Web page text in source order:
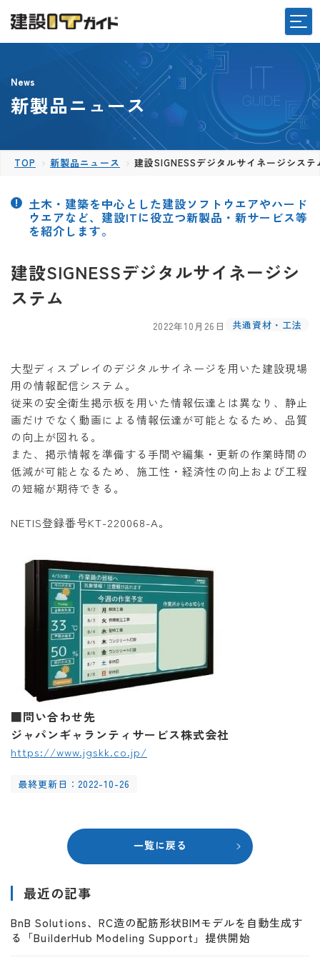
News
新製品ニュース
TOP 新製品ニュース 建設SIGNESSデジタルサイネージシステ
土木・建築を中心とした建設ソフトウエアやハード
ウエアなど、建設ITに役立つ新製品・新サービス等
を紹介します。
建設SIGNESSデジタルサイネージシ
ステム
2022年10月26日 共通資材・工法
大型ディスプレイのデジタルサイネージを用いた建設現場
用の情報配信システム。
従来の安全衛生掲示板を用いた情報伝達とは異なり、静止
画だけでなく動画による情報伝達が可能となるため、品質
の向上が図れる。
また、掲示情報を準備する手間や編集・更新の作業時間の
低減が可能となるため、施工性・経済性の向上および工程
の短縮が期待できる。
NETIS登録番号KT-220068-A。
■問い合わせ先
ジャパンギャランティサービス株式会社
https://www.jgskk.co.jp/
最終更新日：2022-10-26
一覧に戻る
最近の記事
BnB Solutions、RC造の配筋形状BIMモデルを自動生成す
る「BuilderHub Modeling Support」提供開始